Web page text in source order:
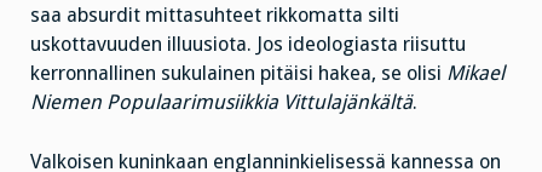
saa absurdit mittasuhteet rikkomatta silti
uskottavuuden illuusiota. Jos ideologiasta riisuttu
kerronnallinen sukulainen pitäisi hakea, se olisi Mikael
Niemen Populaarimusiikkia Vittulajänkältä.
Valkoisen kuninkaan englanninkielisessä kannessa on